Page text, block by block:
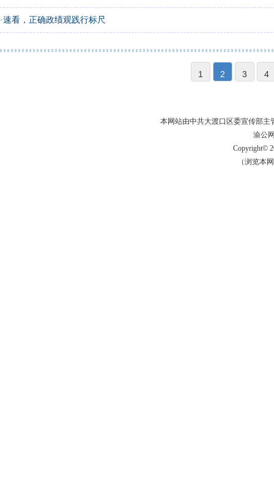
·速看，正确政绩观践行标尺
1 2 3 4